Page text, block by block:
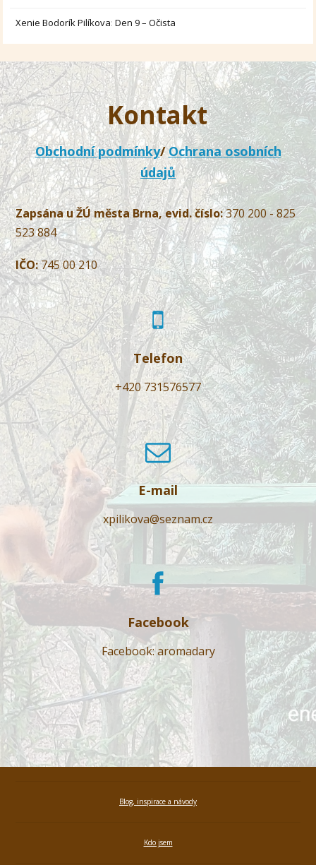
Xenie Bodorík Pilíkova:Den 9 – Očista
Kontakt
Obchodní podmínky/Ochrana osobních
údajů
Zapsána u ŽÚ města Brna, evid. číslo:370 200 - 825
523 884
IČO:745 00 210
Telefon
+420 731576577
E-mail
xpilikova@seznam.cz
Facebook
Facebook: aromadary
Blog, inspirace a návody
Kdo jsem